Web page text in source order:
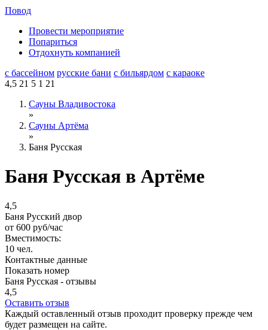
Повод
Провести мероприятие
Попариться
Отдохнуть компанией
с бассейном русские бани с бильярдом с караоке
4,5 21 5 1 21
Сауны Владивостока
»
Сауны Артёма
»
Баня Русская
Баня Русская в Артёме
4,5
Баня Русский двор
от 600 руб/час
Вместимость:
10 чел.
Контактные данные
Показать номер
Баня Русская - отзывы
4,5
Оставить отзыв
Каждый оставленный отзыв проходит проверку прежде чем
будет размещен на сайте.